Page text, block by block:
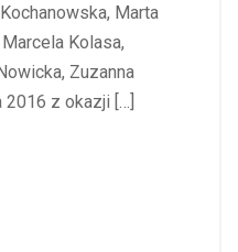
Marta
Kolasa,
Zuzanna
2016 z okazji […]